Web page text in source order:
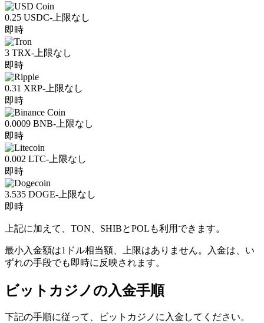
0.25 USDC-上限なし
即時
3 TRX-上限なし
即時
0.31 XRP-上限なし
即時
0.0009 BNB-上限なし
即時
0.002 LTC-上限なし
即時
3.535 DOGE-上限なし
即時
上記に加えて、TON、SHIBとPOLも利用できます。
最小入金額は1ドル相当額、上限はありません。入金は、い
ずれの手段でも即時に反映されます。
ビットカジノの入金手順
下記の手順に従って、ビットカジノに入金してください。